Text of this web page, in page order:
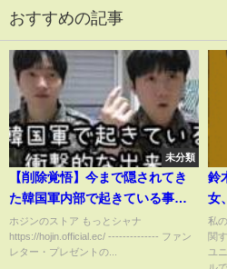
おすすめの記事
未分類
【削除覚悟】今まで隠されてき
た韓国軍内部で起きている事を
全てお話しします
ホジンのストア もっとシャナ
https://hojin.official.ec/ -------------- ファン
レター・プレゼントの...
鈴
女
ス
私
関
ユ